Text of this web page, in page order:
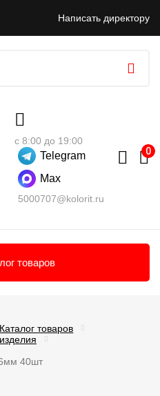
Написать директору
с 8:00 до 19:00
Telegram
Max
5000707@kolorit.ru
товаров
Каталог товаров
40шт